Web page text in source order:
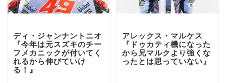
ディ・ジャンナントニオ
『今年は元スズキのチー
フメカニックが付いてく
れるから伸びていけ
る！』
アレックス・マルケス
『ドゥカティ機になった
から兄マルクより強くな
ったとは思っていない』